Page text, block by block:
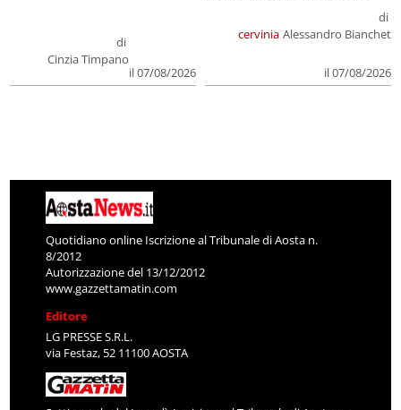
di
Cinzia Timpano
il 07/08/2026
cervinia
di
Alessandro Bianchet
il 07/08/2026
Quotidiano online Iscrizione al Tribunale di Aosta n.
8/2012
Autorizzazione del 13/12/2012
www.gazzettamatin.com
Editore
LG PRESSE S.R.L.
via Festaz, 52 11100 AOSTA